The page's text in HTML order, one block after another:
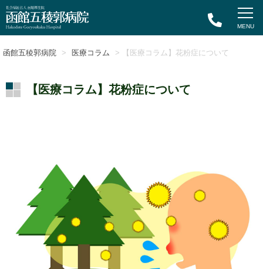
函館五稜郭病院 > 医療コラム > 【医療コラム】花粉症について
【医療コラム】花粉症について